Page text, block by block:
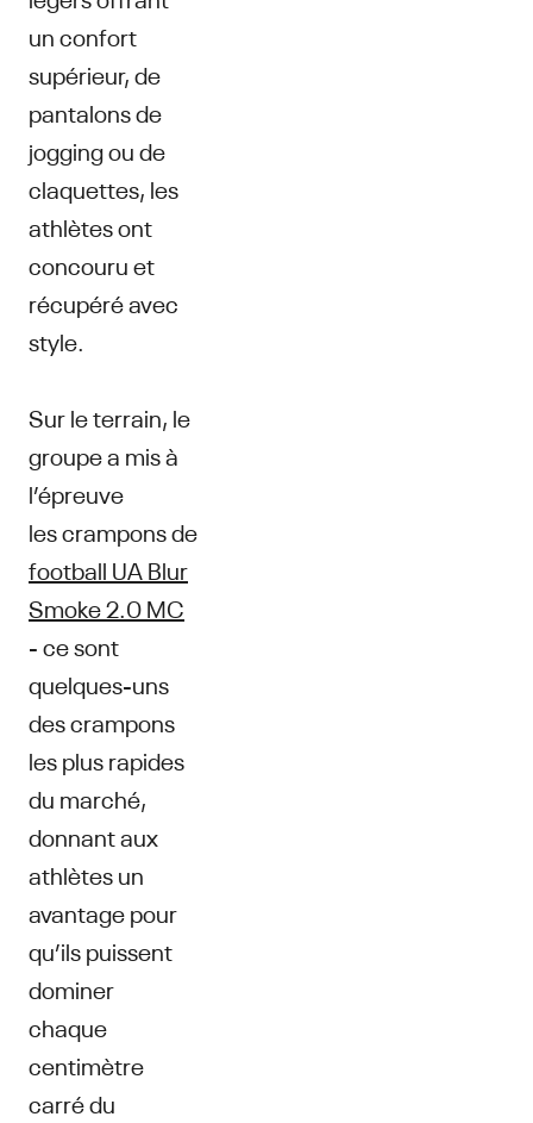
un confort
supérieur, de
pantalons de
jogging ou de
claquettes, les
athlètes ont
concouru et
récupéré avec
style.
Sur le terrain, le
groupe a mis à
l’épreuve
les crampons de
football UA Blur
Smoke 2.0 MC
- ce sont
quelques-uns
des crampons
les plus rapides
du marché,
donnant aux
athlètes un
avantage pour
qu’ils puissent
dominer
chaque
centimètre
carré du